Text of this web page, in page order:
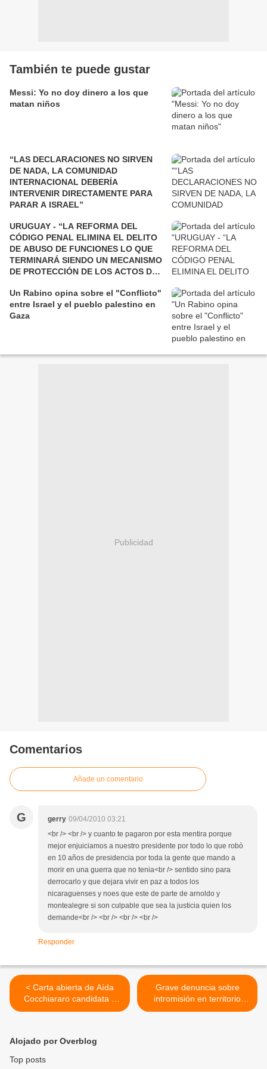
También te puede gustar
Messi: Yo no doy dinero a los que
matan niños
“LAS DECLARACIONES NO SIRVEN
DE NADA, LA COMUNIDAD
INTERNACIONAL DEBERÍA
INTERVENIR DIRECTAMENTE PARA
PARAR A ISRAEL”
URUGUAY - “LA REFORMA DEL
CÓDIGO PENAL ELIMINA EL DELITO
DE ABUSO DE FUNCIONES LO QUE
TERMINARÁ SIENDO UN MECANISMO
DE PROTECCIÓN DE LOS ACTOS DE
Un Rabino opina sobre el "Conflicto"
entre Israel y el pueblo palestino en
Gaza
Publicidad
Comentarios
Añade un comentario
G gerry 09/04/2010 03:21
<br /> <br /> y cuanto te pagaron por esta mentira porque
mejor enjuiciamos a nuestro presidente por todo lo que robò
en 10 años de presidencia por toda la gente que mando a
morir en una guerra que no tenia<br /> sentido sino para
derrocarlo y que dejara vivir en paz a todos los
nicaraguenses y noes que este de parte de arnoldo y
montealegre si son culpable que sea la justicia quien los
demande<br /> <br /> <br /> <br />
Responder
< Carta abierta de Aída
Cocchiararo candidata a
intendenta de asamblea
Grave denuncia sobre
intromisión en territorio
venezolano de un comando
Alojado por Overblog
Top posts